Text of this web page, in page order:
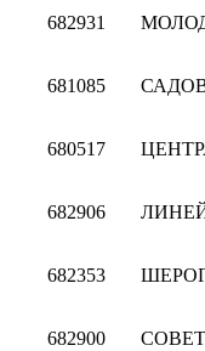
682931
681085
680517
682906
682353
682900